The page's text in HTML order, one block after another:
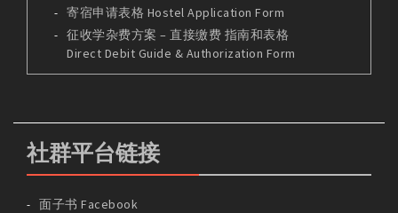
寄宿申请表格 Hostel Application Form
征收学杂费方案 – 直接缴费 指南和表格
Direct Debit Guide & Authorization Form
社群平台链接
面子书 Facebook